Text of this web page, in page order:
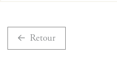
Retour